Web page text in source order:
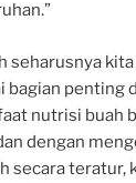
seharusnya
bagian penting
nutrisi buah
dengan
secara teratur,